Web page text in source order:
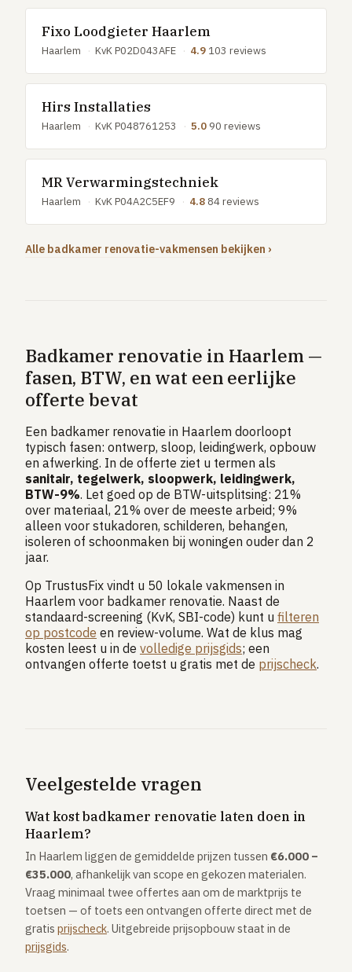
Fixo Loodgieter Haarlem
Haarlem · KvK P02D043AFE · 4.9 103 reviews
Hirs Installaties
Haarlem · KvK P048761253 · 5.0 90 reviews
MR Verwarmingstechniek
Haarlem · KvK P04A2C5EF9 · 4.8 84 reviews
Alle badkamer renovatie-vakmensen bekijken ›
Badkamer renovatie in Haarlem —
fasen, BTW, en wat een eerlijke
offerte bevat
Een badkamer renovatie in Haarlem doorloopt
typisch fasen: ontwerp, sloop, leidingwerk, opbouw
en afwerking. In de offerte ziet u termen als
sanitair, tegelwerk, sloopwerk, leidingwerk,
BTW-9%. Let goed op de BTW-uitsplitsing: 21%
over materiaal, 21% over de meeste arbeid; 9%
alleen voor stukadoren, schilderen, behangen,
isoleren of schoonmaken bij woningen ouder dan 2
jaar.
Op TrustusFix vindt u 50 lokale vakmensen in
Haarlem voor badkamer renovatie. Naast de
standaard-screening (KvK, SBI-code) kunt u filteren
op postcode en review-volume. Wat de klus mag
kosten leest u in de volledige prijsgids; een
ontvangen offerte toetst u gratis met de prijscheck.
Veelgestelde vragen
Wat kost badkamer renovatie laten doen in
Haarlem?
In Haarlem liggen de gemiddelde prijzen tussen €6.000 –
€35.000, afhankelijk van scope en gekozen materialen.
Vraag minimaal twee offertes aan om de marktprijs te
toetsen — of toets een ontvangen offerte direct met de
gratis prijscheck. Uitgebreide prijsopbouw staat in de
prijsgids.